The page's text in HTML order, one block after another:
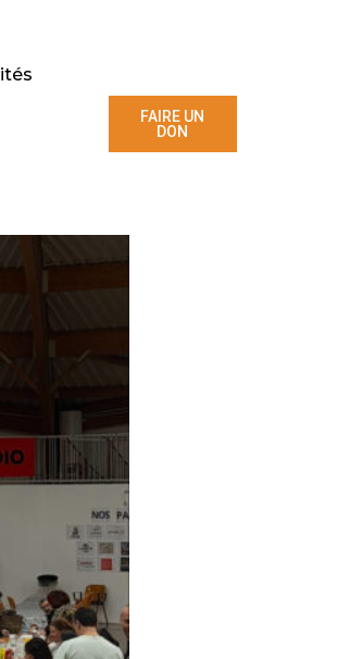
FAIRE UN
DON